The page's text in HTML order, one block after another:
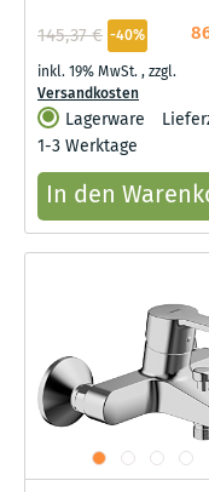
145,37 € -40%
inkl. 19% MwSt.,zzgl.
Versandkosten
Lagerware
1-3 Werktage
In den